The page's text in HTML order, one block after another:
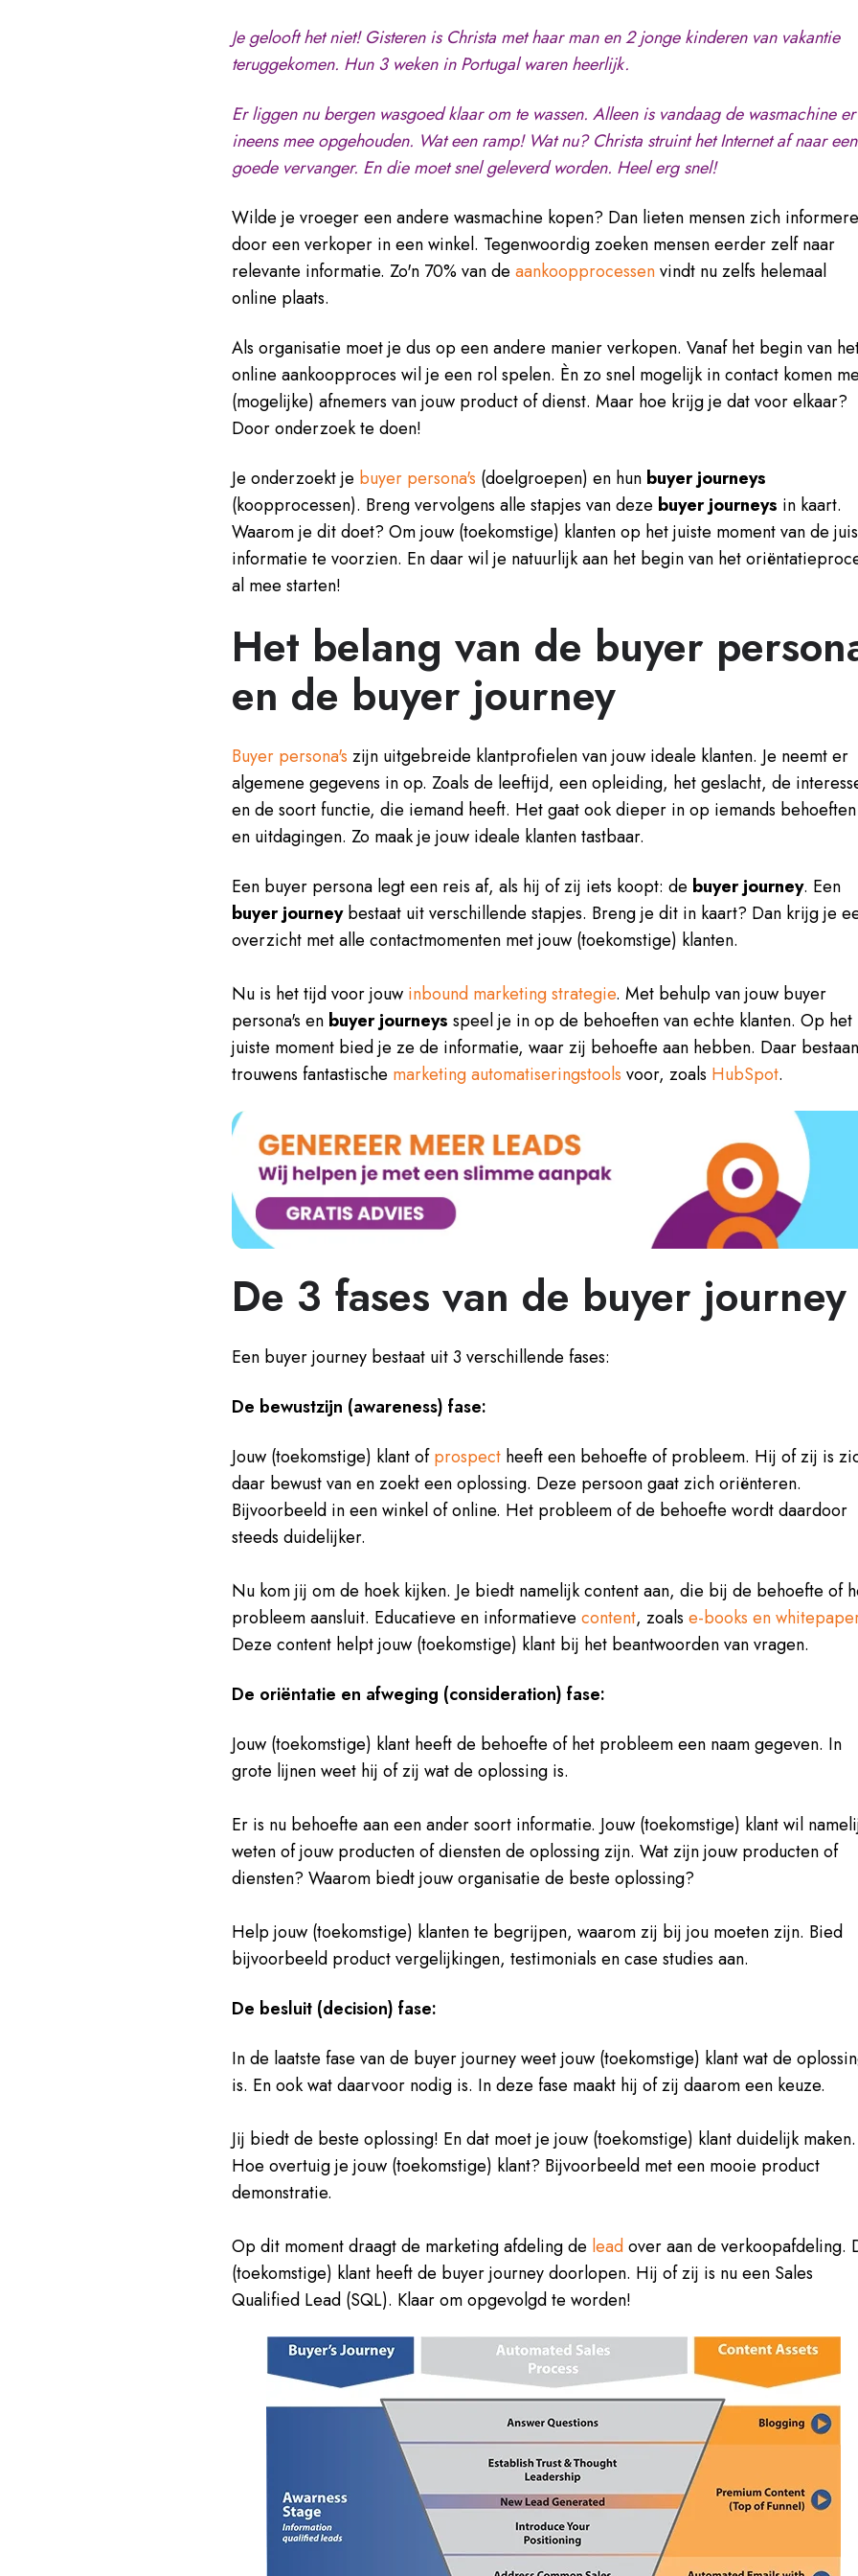
Je gelooft het niet! Gisteren is Christa met haar man en 2 jonge kinderen van vakantie
teruggekomen. Hun 3 weken in Portugal waren heerlijk.
Er liggen nu bergen wasgoed klaar om te wassen. Alleen is vandaag de wasmachine er
ineens mee opgehouden. Wat een ramp! Wat nu? Christa struint het Internet af naar een
goede vervanger. En die moet snel geleverd worden. Heel erg snel!
Wilde je vroeger een andere wasmachine kopen? Dan lieten mensen zich
door een verkoper in een winkel. Tegenwoordig zoeken mensen eerder zelf naar
relevante informatie. Zo'n 70% van deaankoopprocessenvindt nu zelfs helemaal
online plaats.
Als organisatie moet je dus op een andere manier verkopen. Vanaf het begin van
online aankoopproces wil je een rol spelen. Èn zo snel mogelijk in contact komen
(mogelijke) afnemers van jouw product of dienst. Maar hoe krijg je dat voor elkaar?
Door onderzoek te doen!
Je onderzoekt je buyer persona's (doelgroepen) en hun buyer journeys
(koopprocessen). Breng vervolgens alle stapjes van deze buyer journeys in kaart.
Waarom je dit doet? Om jouw (toekomstige) klanten op het juiste moment van de
informatie te voorzien. En daar wil je natuurlijk aan het begin van het
al mee starten!
Het belang van de buyer
en de buyer journey
Buyer persona's zijn uitgebreide klantprofielen van jouw ideale klanten. Je neemt er
algemene gegevens in op. Zoals de leeftijd, een opleiding, het geslacht, de
en de soort functie, die iemand heeft. Het gaat ook dieper in op iemands behoeften
en uitdagingen. Zo maak je jouw ideale klanten tastbaar.
Een buyer persona legt een reis af, als hij of zij iets koopt: de buyer journey. Een
buyer journeybestaat uit verschillende stapjes. Breng je dit in kaart? Dan krijg je
overzicht met alle contactmomenten met jouw (toekomstige) klanten.
Nu is het tijd voor jouw inbound marketing strategie. Met behulp van jouw buyer
persona's en buyer journeys speel je in op de behoeften van echte klanten. Op het
juiste moment bied je ze de informatie, waar zij behoefte aan hebben. Daar
trouwens fantastische marketing automatiseringstools voor, zoals HubSpot.
De 3 fases van de buyer journey
Een buyer journey bestaat uit 3 verschillende fases:
De bewustzijn (awareness) fase:
Jouw (toekomstige) klant ofprospect heeft een behoefte of probleem. Hij of zij is
daar bewust van en zoekt een oplossing. Deze persoon gaat zich oriënteren.
Bijvoorbeeld in een winkel of online. Het probleem of de behoefte wordt daardoor
steeds duidelijker.
Nu kom jij om de hoek kijken. Je biedt namelijk content aan, die bij de behoefte of
probleem aansluit. Educatieve en informatievecontent, zoalse-books en
Deze content helpt jouw (toekomstige) klant bij het beantwoorden van vragen.
De oriëntatie en afweging (consideration) fase:
Jouw (toekomstige) klant heeft de behoefte of het probleem een naam gegeven. In
grote lijnen weet hij of zij wat de oplossing is.
Er is nu behoefte aan een ander soort informatie. Jouw (toekomstige) klant wil
weten of jouw producten of diensten de oplossing zijn. Wat zijn jouw producten of
diensten? Waarom biedt jouw organisatie de beste oplossing?
Help jouw (toekomstige) klanten te begrijpen, waarom zij bij jou moeten zijn. Bied
bijvoorbeeld product vergelijkingen, testimonials en case studies aan.
De besluit (decision) fase:
In de laatste fase van de buyer journey weet jouw (toekomstige) klant wat de
is. En ook wat daarvoor nodig is. In deze fase maakt hij of zij daarom een keuze.
Jij biedt de beste oplossing! En dat moet je jouw (toekomstige) klant duidelijk maken.
Hoe overtuig je jouw (toekomstige) klant? Bijvoorbeeld met een mooie product
demonstratie.
Op dit moment draagt de marketing afdeling de leadover aan de verkoopafdeling.
(toekomstige) klant heeft de buyer journey doorlopen. Hij of zij is nu een Sales
Qualified Lead (SQL). Klaar om opgevolgd te worden!